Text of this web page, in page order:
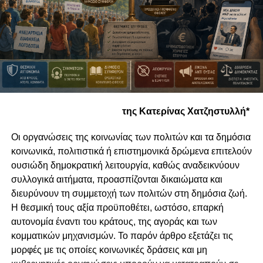
της Κατερίνας Χατζηστυλλή*
Οι οργανώσεις της κοινωνίας των πολιτών και τα δημόσια
κοινωνικά, πολιτιστικά ή επιστημονικά δρώμενα επιτελούν
ουσιώδη δημοκρατική λειτουργία, καθώς αναδεικνύουν
συλλογικά αιτήματα, προασπίζονται δικαιώματα και
διευρύνουν τη συμμετοχή των πολιτών στη δημόσια ζωή.
Η θεσμική τους αξία προϋποθέτει, ωστόσο, επαρκή
αυτονομία έναντι του κράτους, της αγοράς και των
κομματικών μηχανισμών. Το παρόν άρθρο εξετάζει τις
μορφές με τις οποίες κοινωνικές δράσεις και μη